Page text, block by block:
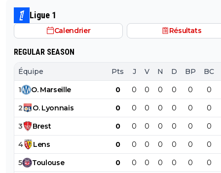
le PSG a traiter Kylian Mbappé lorsqu'il avait voulu
PSG.
Ligue 1
Calendrier Résultats
REGULAR SEASON
Équipe Pts J V N D BP BC
1 O. Marseille 0 0 0 0 0 0 0
2 O. Lyonnais 0 0 0 0 0 0 0
3 Brest 0 0 0 0 0 0 0
4 Lens 0 0 0 0 0 0 0
5 Toulouse 0 0 0 0 0 0 0